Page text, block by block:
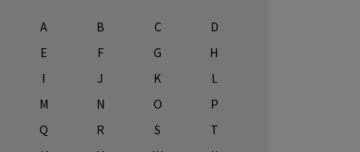
A B C
D
E
F G
H
I
J K
L
M
N O
P
Q
R S
T